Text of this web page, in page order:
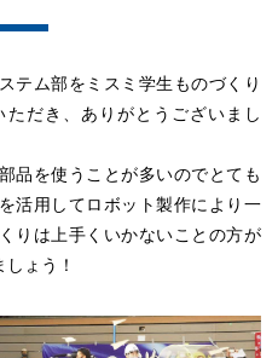
テム部をミスミ学生ものづくり
だき、ありがとうございまし
品を使うことが多いのでとても
活用してロボット製作により一
りは上手くいかないことの方が
ょう！